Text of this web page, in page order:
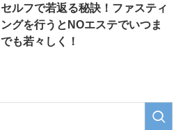
セルフで若返る秘訣！ファスティ
ングを行うとNOエステでいつま
でも若々しく！